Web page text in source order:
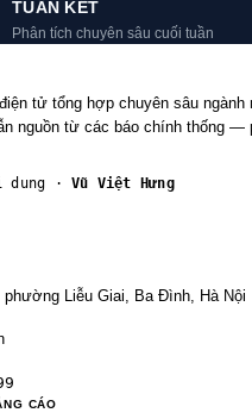
TUẦN KẾT
Phân tích chuyên sâu cuối tuần
tử tổng hợp chuyên sâu ngành
nguồn từ các báo chính thống —
dung ·Vũ Việt Hưng
phường Liễu Giai, Ba Đình, Hà Nội
CÁO